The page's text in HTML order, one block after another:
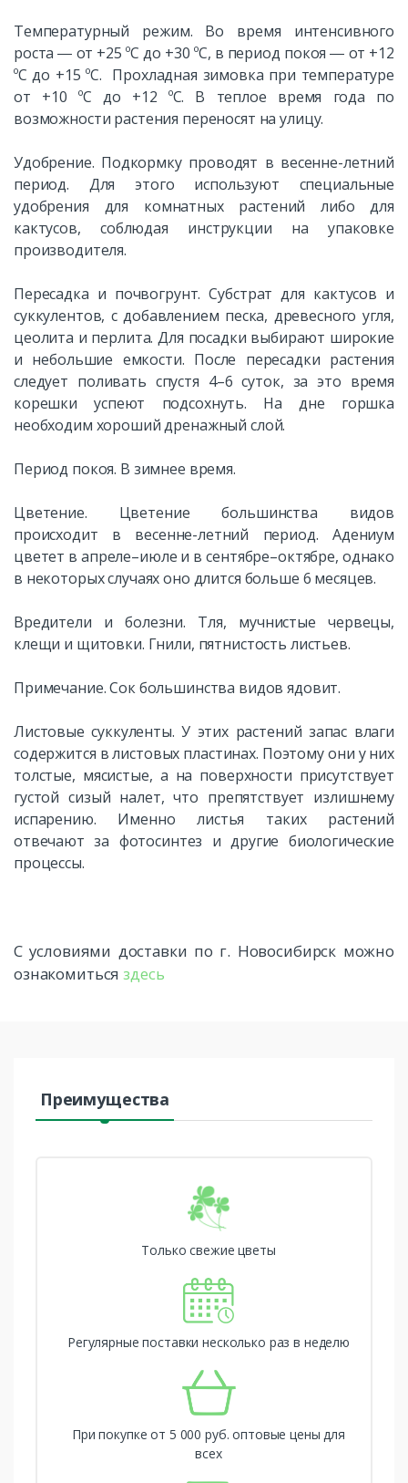
Температурный режим. Во время интенсивного
роста ― от +25 ºС до +30 ºС, в период покоя ― от +12
ºС до +15 ºС. Прохладная зимовка при температуре
от +10 ºС до +12 ºС. В теплое время года по
возможности растения переносят на улицу.
Удобрение. Подкормку проводят в весенне-летний
период. Для этого используют специальные
удобрения для комнатных растений либо для
кактусов, соблюдая инструкции на упаковке
производителя.
Пересадка и почвогрунт. Субстрат для кактусов и
суккулентов, с добавлением песка, древесного угля,
цеолита и перлита. Для посадки выбирают широкие
и небольшие емкости. После пересадки растения
следует поливать спустя 4–6 суток, за это время
корешки успеют подсохнуть. На дне горшка
необходим хороший дренажный слой.
Период покоя. В зимнее время.
Цветение. Цветение большинства видов
происходит в весенне-летний период. Адениум
цветет в апреле–июле и в сентябре–октябре, однако
в некоторых случаях оно длится больше 6 месяцев.
Вредители и болезни. Тля, мучнистые червецы,
клещи и щитовки. Гнили, пятнистость листьев.
Примечание. Сок большинства видов ядовит.
Листовые суккуленты. У этих растений запас влаги
содержится в листовых пластинах. Поэтому они у них
толстые, мясистые, а на поверхности присутствует
густой сизый налет, что препятствует излишнему
испарению. Именно листья таких растений
отвечают за фотосинтез и другие биологические
процессы.
С условиями доставки по г. Новосибирск можно
ознакомитьсяздесь
Преимущества
Только свежие цветы
Регулярные поставки несколько раз в неделю
При покупке от 5 000 руб. оптовые цены для
всех